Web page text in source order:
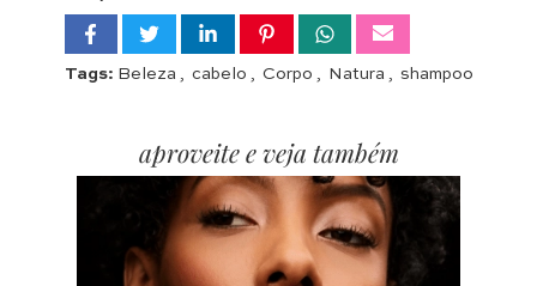
Tags: Beleza , cabelo , Corpo , Natura , shampoo
aproveite e veja também